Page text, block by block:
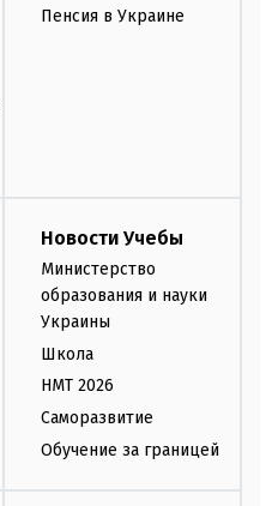
Пенсия в Украине
Новости Учебы
Министерство
образования и науки
Украины
Школа
НМТ 2026
Саморазвитие
Обучение за границей